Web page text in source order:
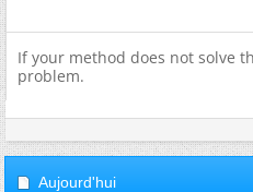
If your method does not solve
problem.
Aujourd'hui